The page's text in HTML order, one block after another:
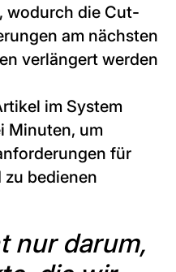
wodurch die Cut-
am nächsten
verlängert werden
im System
Minuten, um
für
zu bedienen
nur darum,